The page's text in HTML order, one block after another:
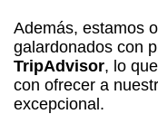
Además, estamos
galardonados con
TripAdvisor, lo
con ofrecer a
excepcional.